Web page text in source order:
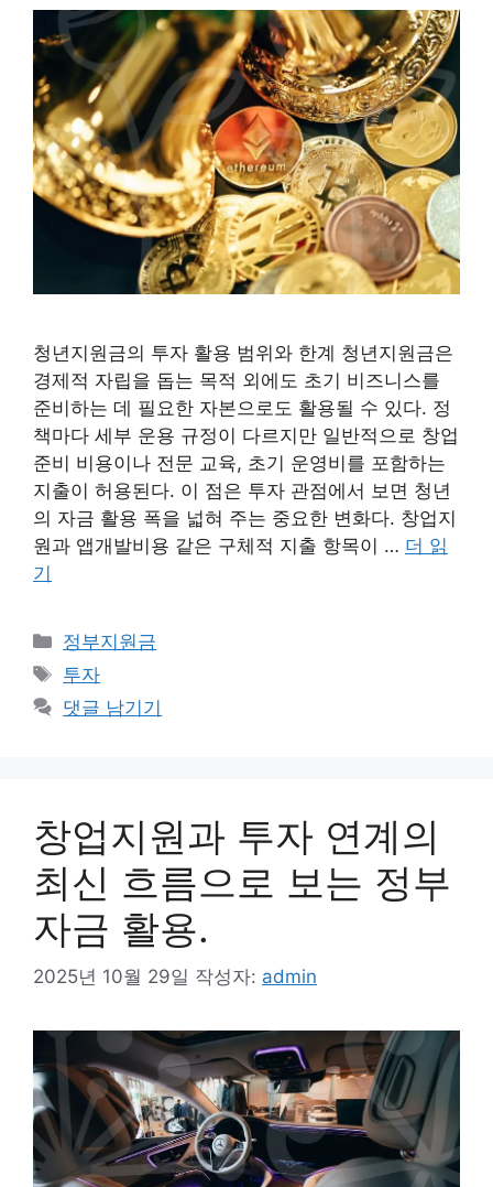
청년지원금의 투자 활용 범위와 한계 청년지원금은
경제적 자립을 돕는 목적 외에도 초기 비즈니스를
준비하는 데 필요한 자본으로도 활용될 수 있다. 정
책마다 세부 운용 규정이 다르지만 일반적으로 창업
준비 비용이나 전문 교육, 초기 운영비를 포함하는
지출이 허용된다. 이 점은 투자 관점에서 보면 청년
의 자금 활용 폭을 넓혀 주는 중요한 변화다. 창업지
원과 앱개발비용 같은 구체적 지출 항목이 … 더 읽
기
카
테
고
리
정부지원금
태
그
투자
댓글 남기기
창업지원과 투자 연계의
최신 흐름으로 보는 정부
자금 활용.
2025년 10월 29일 작성자: admin